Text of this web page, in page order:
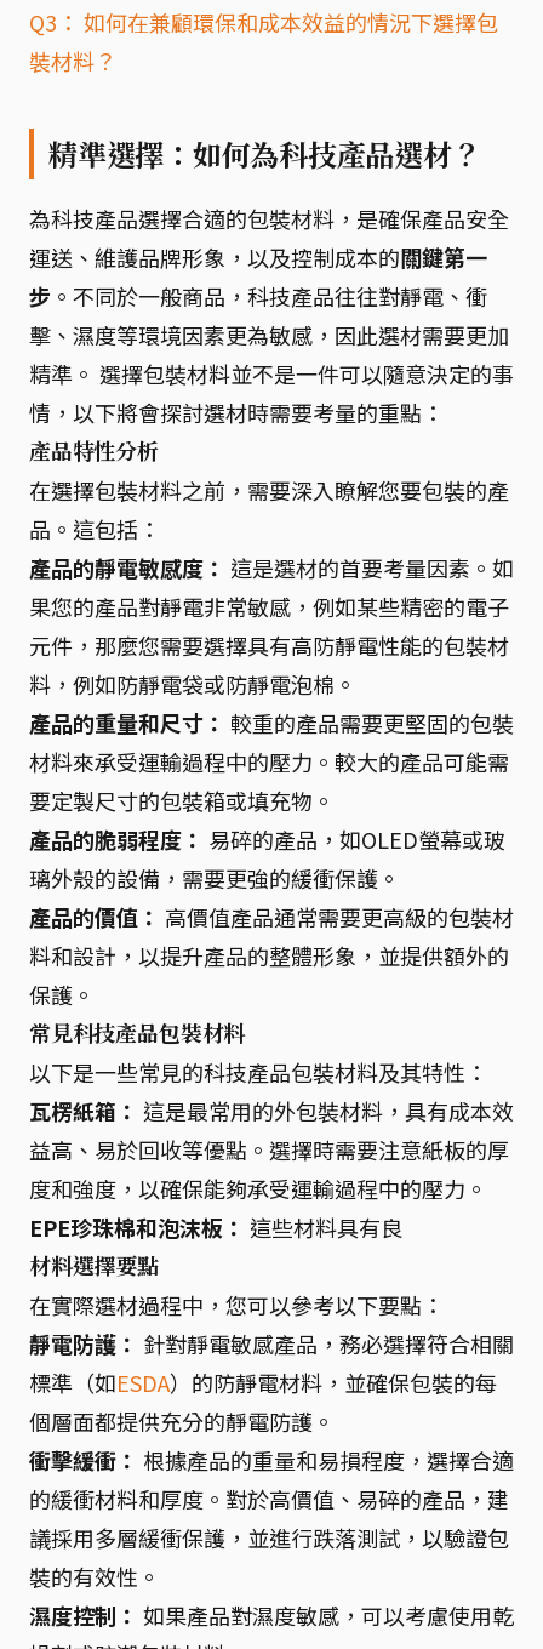
Q3： 如何在兼顧環保和成本效益的情況下選擇包
裝材料？
精準選擇：如何為科技產品選材？
為科技產品選擇合適的包裝材料，是確保產品安全
運送、維護品牌形象，以及控制成本的關鍵第一
步 。不同於一般商品，科技產品往往對靜電、衝
擊、濕度等環境因素更為敏感，因此選材需要更加
精準。 選擇包裝材料並不是一件可以隨意決定的事
情，以下將會探討選材時需要考量的重點：
產品特性分析
在選擇包裝材料之前，需要深入瞭解您要包裝的產
品。這包括：
產品的靜電敏感度： 這是選材的首要考量因素。如
果您的產品對靜電非常敏感，例如某些精密的電子
元件，那麼您需要選擇具有高防靜電性能的包裝材
料，例如防靜電袋或防靜電泡棉。
產品的重量和尺寸： 較重的產品需要更堅固的包裝
材料來承受運輸過程中的壓力。較大的產品可能需
要定製尺寸的包裝箱或填充物。
產品的脆弱程度： 易碎的產品，如OLED螢幕或玻
璃外殼的設備，需要更強的緩衝保護。
產品的價值： 高價值產品通常需要更高級的包裝材
料和設計，以提升產品的整體形象，並提供額外的
保護。
常見科技產品包裝材料
以下是一些常見的科技產品包裝材料及其特性：
瓦楞紙箱： 這是最常用的外包裝材料，具有成本效
益高、易於回收等優點。選擇時需要注意紙板的厚
度和強度，以確保能夠承受運輸過程中的壓力。
EPE珍珠棉和泡沫板： 這些材料具有良
材料選擇要點
在實際選材過程中，您可以參考以下要點：
靜電防護： 針對靜電敏感產品，務必選擇符合相關
標準（如ESDA）的防靜電材料，並確保包裝的每
個層面都提供充分的靜電防護。
衝擊緩衝： 根據產品的重量和易損程度，選擇合適
的緩衝材料和厚度。對於高價值、易碎的產品，建
議採用多層緩衝保護，並進行跌落測試，以驗證包
裝的有效性。
濕度控制： 如果產品對濕度敏感，可以考慮使用乾